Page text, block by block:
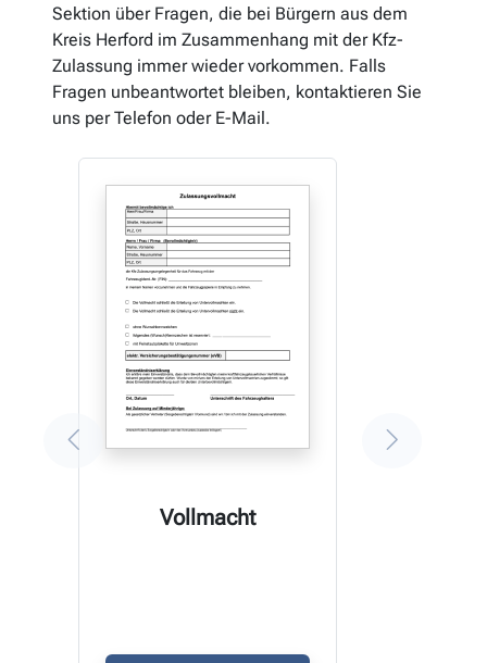
Sektion über Fragen, die bei Bürgern aus dem
Kreis Herford im Zusammenhang mit der Kfz-
Zulassung immer wieder vorkommen. Falls
Fragen unbeantwortet bleiben, kontaktieren Sie
uns per Telefon oder E-Mail.
Vollmacht